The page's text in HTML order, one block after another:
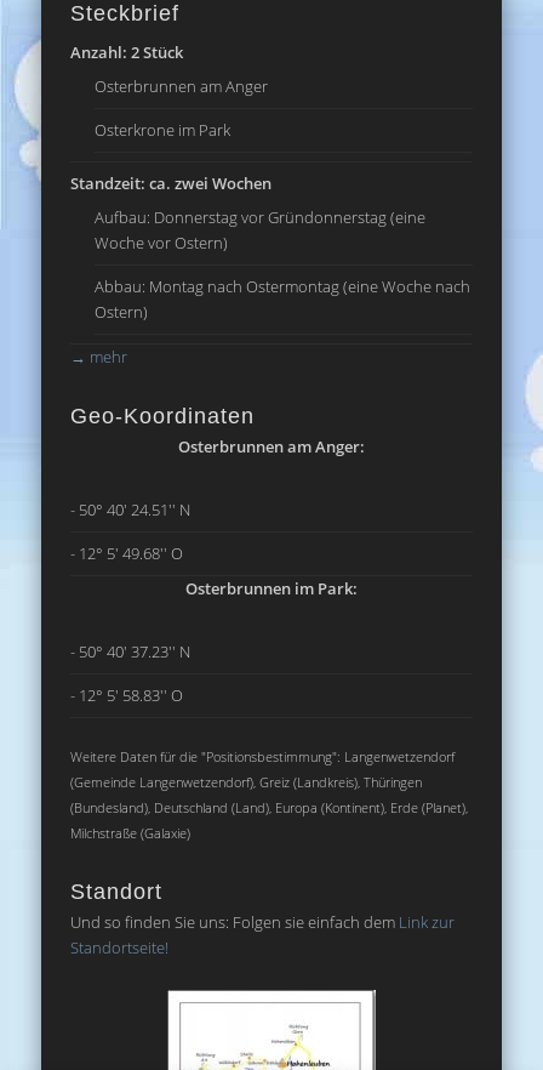
Steckbrief
Anzahl: 2 Stück
Osterbrunnen am Anger
Osterkrone im Park
Standzeit: ca. zwei Wochen
Aufbau: Donnerstag vor Gründonnerstag (eine
Woche vor Ostern)
Abbau: Montag nach Ostermontag (eine Woche nach
Ostern)
→ mehr
Geo-Koordinaten
Osterbrunnen am Anger:
- 50° 40' 24.51'' N
- 12° 5' 49.68'' O
Osterbrunnen im Park:
- 50° 40' 37.23'' N
- 12° 5' 58.83'' O
Weitere Daten für die "Positionsbestimmung": Langenwetzendorf
(Gemeinde Langenwetzendorf), Greiz (Landkreis), Thüringen
(Bundesland), Deutschland (Land), Europa (Kontinent), Erde (Planet),
Milchstraße (Galaxie)
Standort
Und so finden Sie uns: Folgen sie einfach dem Link zur
Standortseite!